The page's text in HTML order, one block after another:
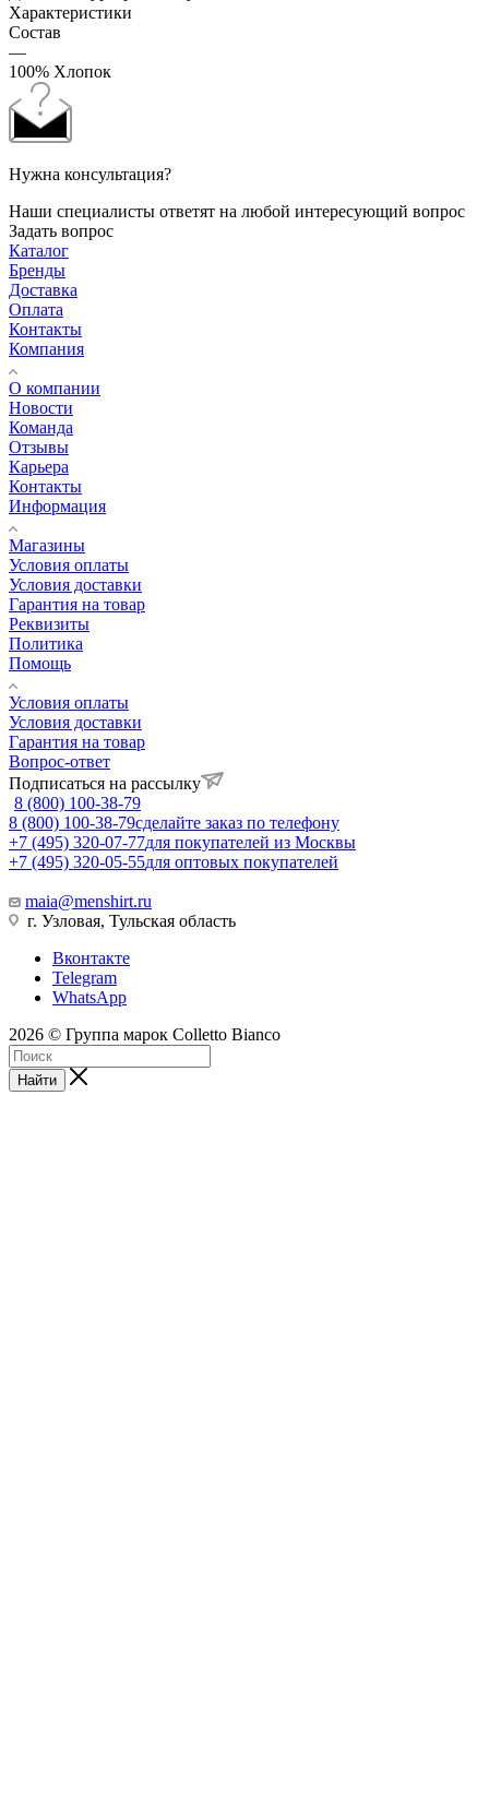
Характеристики
Состав
—
100% Хлопок
Нужна консультация?
Наши специалисты ответят на любой интересующий вопрос
Задать вопрос
Каталог
Бренды
Доставка
Оплата
Контакты
Компания
О компании
Новости
Команда
Отзывы
Карьера
Контакты
Информация
Магазины
Условия оплаты
Условия доставки
Гарантия на товар
Реквизиты
Политика
Помощь
Условия оплаты
Условия доставки
Гарантия на товар
Вопрос-ответ
Подписаться на рассылку
8 (800) 100-38-79
8 (800) 100-38-79сделайте заказ по телефону
+7 (495) 320-07-77для покупателей из Москвы
+7 (495) 320-05-55для оптовых покупателей
maia@menshirt.ru
г. Узловая, Тульская область
Вконтакте
Telegram
WhatsApp
2026 © Группа марок Colletto Bianco
Найти